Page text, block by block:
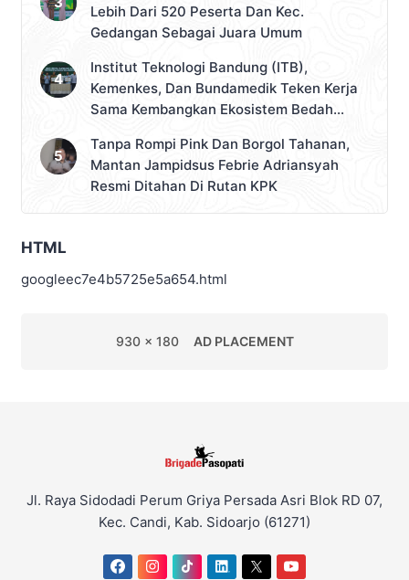
Lebih Dari 520 Peserta Dan Kec.
Gedangan Sebagai Juara Umum
Institut Teknologi Bandung (ITB),
Kemenkes, Dan Bundamedik Teken Kerja
Sama Kembangkan Ekosistem Bedah
Tanpa Rompi Pink Dan Borgol Tahanan,
Mantan Jampidsus Febrie Adriansyah
Resmi Ditahan Di Rutan KPK
HTML
googleec7e4b5725e5a654.html
930 x 180 AD PLACEMENT
Jl. Raya Sidodadi Perum Griya Persada Asri Blok RD 07,
Kec. Candi, Kab. Sidoarjo (61271)